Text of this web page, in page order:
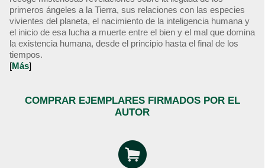
primeros ángeles a la Tierra, sus relaciones con las especies
vivientes del planeta, el nacimiento de la inteligencia humana y
el inicio de esa lucha a muerte entre el bien y el mal que domina
la existencia humana, desde el principio hasta el final de los
tiempos.
[Más]
COMPRAR EJEMPLARES FIRMADOS POR EL
AUTOR